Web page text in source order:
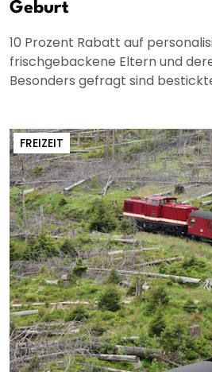
Geburt
10 Prozent Rabatt auf
frischgebackene Eltern und
Besonders gefragt sind
FREIZEIT